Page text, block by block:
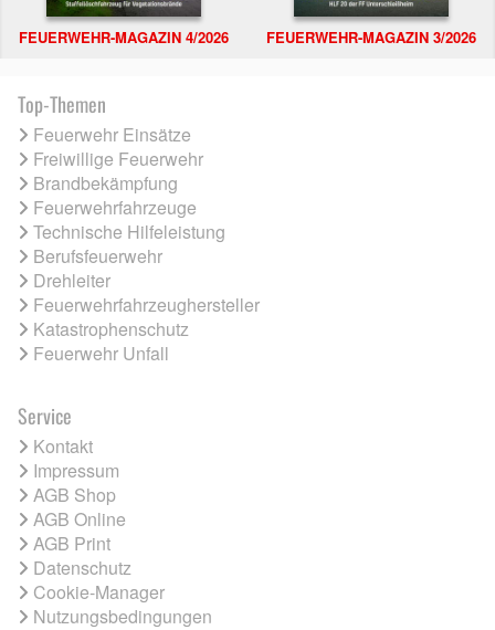
FEUERWEHR-MAGAZIN 4/2026 FEUERWEHR-MAGAZIN 3/2026
Top-Themen
Feuerwehr Einsätze
Freiwillige Feuerwehr
Brandbekämpfung
Feuerwehrfahrzeuge
Technische Hilfeleistung
Berufsfeuerwehr
Drehleiter
Feuerwehrfahrzeughersteller
Katastrophenschutz
Feuerwehr Unfall
Service
Kontakt
Impressum
AGB Shop
AGB Online
AGB Print
Datenschutz
Cookie-Manager
Nutzungsbedingungen